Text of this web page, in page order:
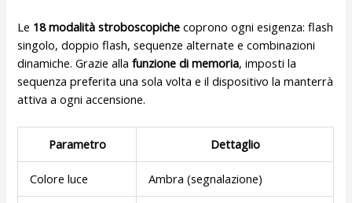
Le 18 modalità stroboscopiche coprono ogni esigenza: flash
singolo, doppio flash, sequenze alternate e combinazioni
dinamiche. Grazie allafunzione di memoria, imposti la
sequenza preferita una sola volta e il dispositivo la manterrà
attiva a ogni accensione.
Parametro Dettaglio
Colore luce Ambra (segnalazione)